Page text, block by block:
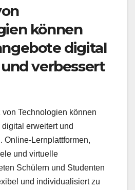
können
digital
verbessert
Technologien können
erweitert und
Online-Lernplattformen,
und virtuelle
Schülern und Studenten
und individualisiert zu